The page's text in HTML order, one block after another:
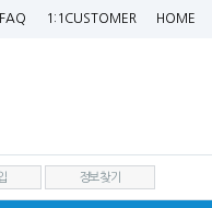
FAQ 1:1CUSTOMER HOME
정보찾기